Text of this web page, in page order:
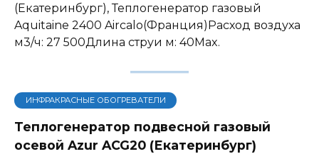
(Екатеринбург), Теплогенератор газовый
Aquitaine 2400 Aircalo(Франция)Расход воздуха
м3/ч: 27 500Длина струи м: 40Max.
ИНФРАКРАСНЫЕ ОБОГРЕВАТЕЛИ
Теплогенератор подвесной газовый
осевой Azur ACG20 (Екатеринбург)